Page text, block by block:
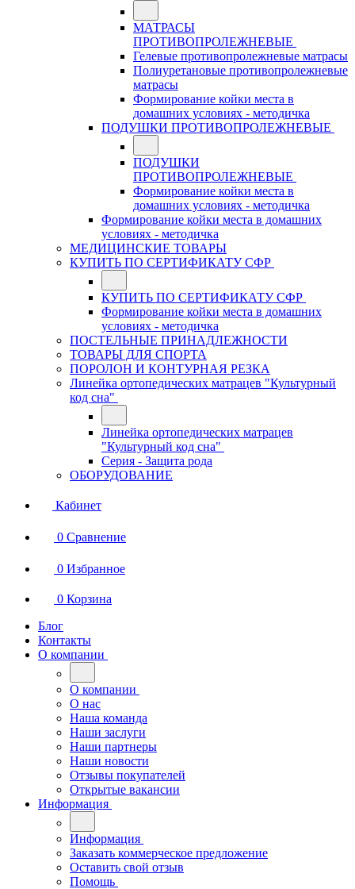
МАТРАСЫ
ПРОТИВОПРОЛЕЖНЕВЫЕ
Гелевые противопролежневые матрасы
Полиуретановые противопролежневые
матрасы
Формирование койки места в
домашних условиях - методичка
ПОДУШКИ ПРОТИВОПРОЛЕЖНЕВЫЕ
ПОДУШКИ
ПРОТИВОПРОЛЕЖНЕВЫЕ
Формирование койки места в
домашних условиях - методичка
Формирование койки места в домашних
условиях - методичка
МЕДИЦИНСКИЕ ТОВАРЫ
КУПИТЬ ПО СЕРТИФИКАТУ СФР
КУПИТЬ ПО СЕРТИФИКАТУ СФР
Формирование койки места в домашних
условиях - методичка
ПОСТЕЛЬНЫЕ ПРИНАДЛЕЖНОСТИ
ТОВАРЫ ДЛЯ СПОРТА
ПОРОЛОН И КОНТУРНАЯ РЕЗКА
Линейка ортопедических матрацев "Культурный
код сна"
Линейка ортопедических матрацев
"Культурный код сна"
Серия - Защита рода
ОБОРУДОВАНИЕ
Кабинет
0 Сравнение
0 Избранное
0 Корзина
Блог
Контакты
О компании
О компании
О нас
Наша команда
Наши заслуги
Наши партнеры
Наши новости
Отзывы покупателей
Открытые вакансии
Информация
Информация
Заказать коммерческое предложение
Оставить свой отзыв
Помощь